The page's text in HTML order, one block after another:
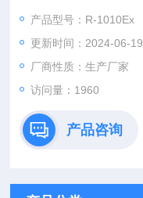
产品型号：R-1010Ex
更新时间：2024-06-19
厂商性质：生产厂家
访问量：1960
产品咨询